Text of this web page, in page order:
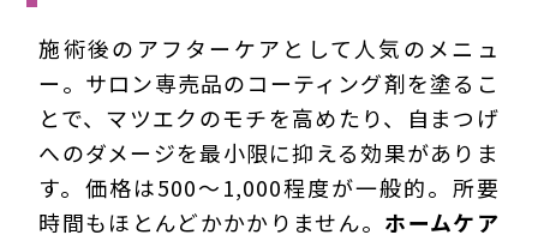
施術後のアフターケアとして人気のメニュ
ー。サロン専売品のコーティング剤を塗るこ
とで、マツエクのモチを高めたり、自まつげ
へのダメージを最小限に抑える効果がありま
す。価格は500～1,000程度が一般的。所要
時間もほとんどかかかりません。 ホームケア